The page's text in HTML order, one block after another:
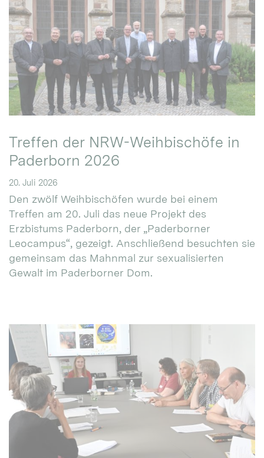
Treffen der NRW-Weihbischöfe in
Paderborn 2026
20. Juli 2026
Den zwölf Weihbischöfen wurde bei einem
Treffen am 20. Juli das neue Projekt des
Erzbistums Paderborn, der „Paderborner
Leocampus“, gezeigt. Anschließend besuchten sie
gemeinsam das Mahnmal zur sexualisierten
Gewalt im Paderborner Dom.